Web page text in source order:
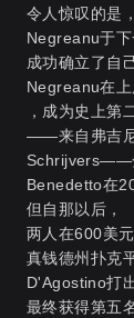
令人惊叹的是，
Negreanu于下
成功确立了自
Negreanu在
，成为史上第
——来自弗吉
Schrijvers——
Benedetto在
但自那以后，
两人在600美
真钱德州扑克
D'Agostino打
最终获得第五